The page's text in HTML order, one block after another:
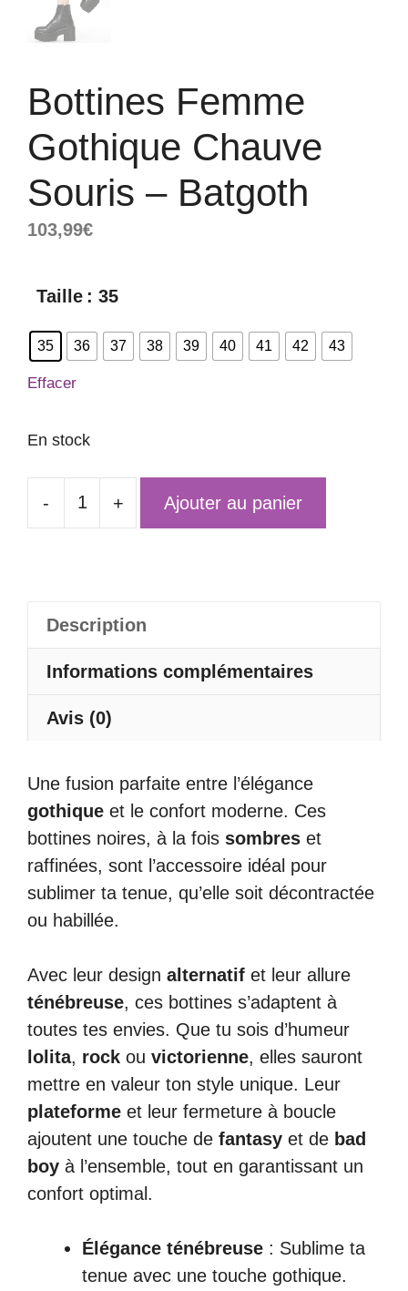
Bottines Femme
Gothique Chauve
Souris – Batgoth
103,99€
Taille : 35
35 36 37 38 39 40 41 42 43
Effacer
En stock
-
quantité
Gothique
Chauve
Souris
+ Ajouter au panier
Description
Informations complémentaires
Avis (0)
Une fusion parfaite entre l’élégance
gothique et le confort moderne. Ces
bottines noires, à la fois sombres et
raffinées, sont l’accessoire idéal pour
sublimer ta tenue, qu’elle soit décontractée
ou habillée.
Avec leur design alternatif et leur allure
ténébreuse, ces bottines s’adaptent à
toutes tes envies. Que tu sois d’humeur
lolita, rock ou victorienne, elles sauront
mettre en valeur ton style unique. Leur
plateforme et leur fermeture à boucle
ajoutent une touche de fantasy et de bad
boy à l’ensemble, tout en garantissant un
confort optimal.
Élégance ténébreuse : Sublime ta
tenue avec une touche gothique.